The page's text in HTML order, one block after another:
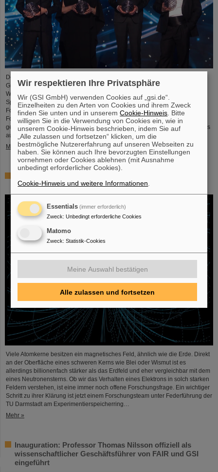
Der renommierte US-amerikanischen „Breakthrough Prize“ für
Grundlagenphysik geht in diesem Jahr an die vier
Wissenschaftskollaborationen ALICE, ATLAS, CMS, and LHCb am
Speicherring LHC (Large Hadron Collider ) des europäischen
Forschungszentrums CERN . Auch mehr als 40 frühere und aktuelle ALICE-
Forschende von GSI/FAIR sind maßgeblich daran beteiligt und wurden nun
gemeinsam mit ihren Wissenschaftskolleg*innen mit dem angesehenen Preis
ausgezeichnet, der mit drei Millionen US-Dollar dotiert ist…
Mehr »
aus einer Kernreaktion
Viele Atomkerne besitzen ein magnetisches Feld, ähnlich wie die Erde. Direkt
an der Oberfläche eines schweren Kerns wie Blei oder Wismut ist es
allerdings billionenfach stärker als das Erdfeld und eher vergleichbar mit dem
eines Neutronensterns. Ob wir das Verhalten eines Elektrons in solch starken
Feldern verstehen, ist eine immer noch offene Forschungsfrage. Ein wichtiger
Schritt zu ihrer Klärung ist jetzt einem Forschungsteam unter Federführung der
TU Darmstadt am Experimentierspeicherring…
Mehr »
Inauguration: Professor Thomas Nilsson offiziell als
wissenschaftlicher Geschäftsführer von FAIR und GSI
eingeführt
Wir respektieren Ihre Privatsphäre
Wir (GSI GmbH) verwenden Cookies auf „gsi.de“.
Einzelheiten zu den Arten von Cookies und ihrem Zweck
finden Sie unten und in unseremCookie-Hinweis . Bitte
willigen Sie in die Verwendung von Cookies ein, wie in
unserem Cookie-Hinweis beschrieben, indem Sie auf
„Alle zulassen und fortsetzen“ klicken, um die
bestmögliche Nutzererfahrung auf unseren Webseiten zu
haben. Sie können auch Ihre bevorzugten Einstellungen
vornehmen oder Cookies ablehnen (mit Ausnahme
unbedingt erforderlicher Cookies).
Cookie-Hinweis und weitere Informationen
Essentials (immer erforderlich)
Zweck: Unbedingt erforderliche Cookies
Matomo
Zweck: Statistik-Cookies
Meine Auswahl bestätigen
Alle zulassen und fortsetzen